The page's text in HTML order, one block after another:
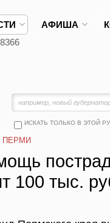
АФИША
ИСКАТЬ ТОЛЬКО В ЭТОЙ
ПЕРМИ
100 тыс.